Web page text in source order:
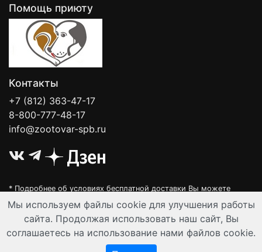
Помощь приюту
Контакты
+7 (812) 363-47-17
8-800-777-48-17
info@zootovar-spb.ru
* Подробнее об условиях бесплатной доставки Вы можете
узнать на нашей
интерактивной карте
Интернет-зоомагазин "Филя". Контент на сайте предназначен для
лиц старше 16 лет. Все данные представленные на сайте
регулируются публичной офертой.
© Все права защищены 2008-2026 г.
Мы используем файлы cookie для улучшения работы
сайта. Продолжая использовать наш сайт, Вы
соглашаетесь на использование нами файлов cookie.